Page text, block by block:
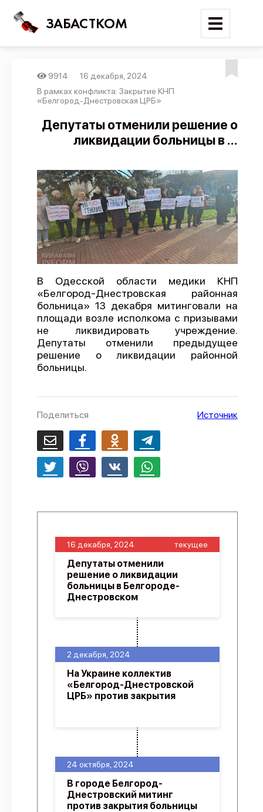
ЗАБАСТКОМ
Войти
Поиск
Новости
Трудовые конфликты
Отчеты
Предложить публикацию
Справочник
API
О проекте
Политика конфиденциальности
9914
16 декабря, 2024
В рамках конфликта: Закрытие КНП
«Белгород-Днестровская ЦРБ»
Депутаты отменили решение о
ликвидации больницы в ...
В Одесской области медики КНП
«Белгород-Днестровская районная
больница» 13 декабря митинговали на
площади возле исполкома с призывами
не ликвидировать учреждение.
Депутаты отменили предыдущее
решение о ликвидации районной
больницы.
Поделиться Источник
24 октября, 2024
В городе Белгород-
Днестровский митинг
против закрытия больницы
2 декабря, 2024
На Украине коллектив
«Белгород-Днестровской
ЦРБ» против закрытия
16 декабря, 2024 текущее
Депутаты отменили
решение о ликвидации
больницы в Белгороде-
Днестровском